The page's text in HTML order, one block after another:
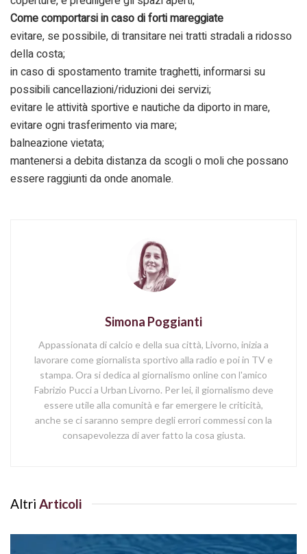
Come comportarsi in caso di forti mareggiate
evitare, se possibile, di transitare nei tratti stradali a ridosso
della costa;
in caso di spostamento tramite traghetti, informarsi su
possibili cancellazioni/riduzioni dei servizi;
evitare le attività sportive e nautiche da diporto in mare,
evitare ogni trasferimento via mare;
balneazione vietata;
mantenersi a debita distanza da scogli o moli che possano
essere raggiunti da onde anomale.
Simona Poggianti
Appassionata di calcio e della sua città, Livorno, inizia a
lavorare come giornalista sportivo alla radio e poi in TV e
stampa. Ora si dedica al giornalismo online con l'amico
Fabrizio Pucci a Urban Livorno. Per lei, il giornalismo deve
essere utile alla comunità e far emergere le criticità,
anche se ci saranno sempre degli errori commessi con la
consapevolezza di aver fatto la cosa giusta.
Altri Articoli